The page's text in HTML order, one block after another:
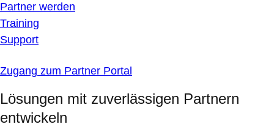
Partner werden
Training
Support
Zugang zum Partner Portal
Lösungen mit zuverlässigen Partnern
entwickeln